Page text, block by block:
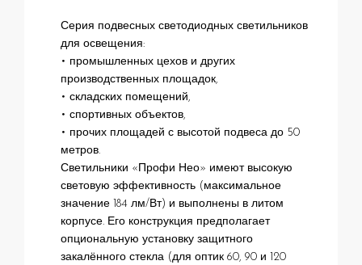
Серия подвесных светодиодных светильников
для освещения:
• промышленных цехов и других
производственных площадок,
• складских помещений,
• спортивных объектов,
• прочих площадей с высотой подвеса до 50
метров.
Светильники «Профи Нео» имеют высокую
световую эффективность (максимальное
значение 184 лм/Вт) и выполнены в литом
корпусе. Его конструкция предполагает
опциональную установку защитного
закалённого стекла (для оптик 60, 90 и 120